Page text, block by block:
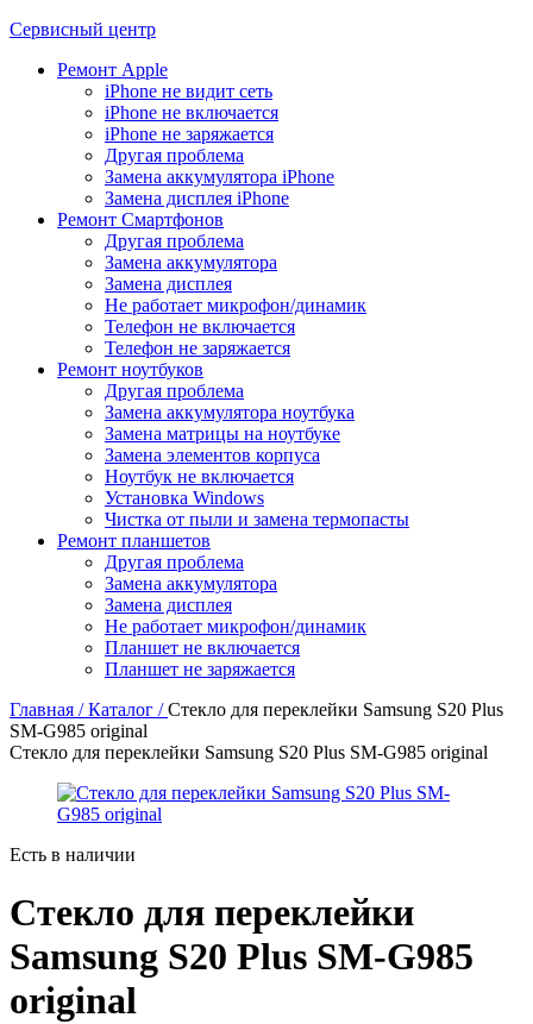
Сервисный центр
Ремонт Apple
iPhone не видит сеть
iPhone не включается
iPhone не заряжается
Другая проблема
Замена аккумулятора iPhone
Замена дисплея iPhone
Ремонт Смартфонов
Другая проблема
Замена аккумулятора
Замена дисплея
Не работает микрофон/динамик
Телефон не включается
Телефон не заряжается
Ремонт ноутбуков
Другая проблема
Замена аккумулятора ноутбука
Замена матрицы на ноутбуке
Замена элементов корпуса
Ноутбук не включается
Установка Windows
Чистка от пыли и замена термопасты
Ремонт планшетов
Другая проблема
Замена аккумулятора
Замена дисплея
Не работает микрофон/динамик
Планшет не включается
Планшет не заряжается
Главная /Каталог /Стекло для переклейки Samsung S20 Plus
SM-G985 original
Стекло для переклейки Samsung S20 Plus SM-G985 original
Есть в наличии
Стекло для переклейки
Samsung S20 Plus SM-G985
original